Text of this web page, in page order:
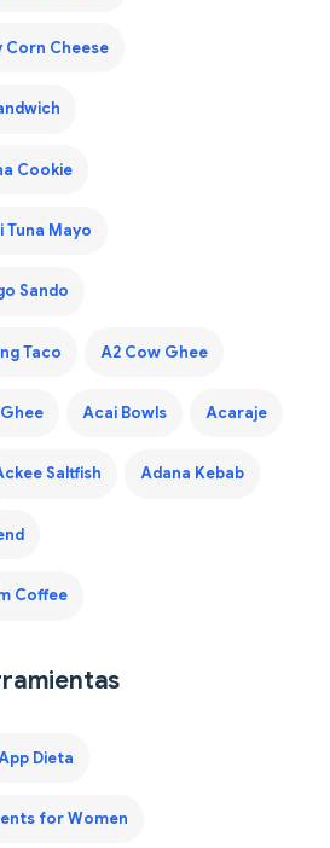
Corn Cheese
Cookie
Tuna Mayo
Sando
Taco A2 Cow Ghee
Acai Bowls Acaraje
Saltfish Adana Kebab
Coffee
Dieta
for Women